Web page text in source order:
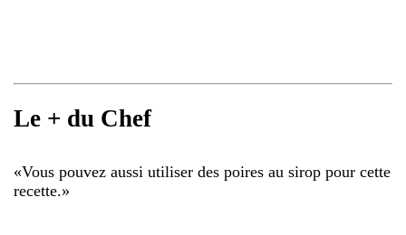
Le + du Chef
«Vous pouvez aussi utiliser des poires au sirop pour cette
recette.»